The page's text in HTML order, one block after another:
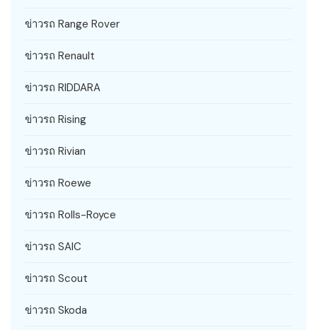
ข่าวรถ Range Rover
ข่าวรถ Renault
ข่าวรถ RIDDARA
ข่าวรถ Rising
ข่าวรถ Rivian
ข่าวรถ Roewe
ข่าวรถ Rolls-Royce
ข่าวรถ SAIC
ข่าวรถ Scout
ข่าวรถ Skoda